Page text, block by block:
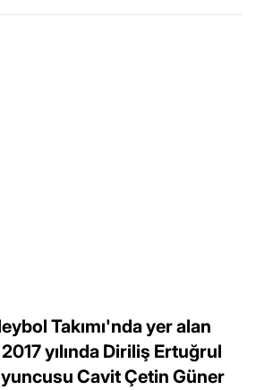
Takımı'nda yer alan
yılında Diriliş Ertuğrul
Cavit Çetin Güner